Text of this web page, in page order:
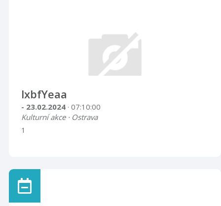
lxbfYeaa
- 23.02.2024 · 07:10:00
Kulturní akce · Ostrava
1